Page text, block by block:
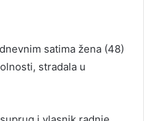
satima žena (48)
stradala u